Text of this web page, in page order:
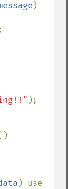
)
;
);
) use